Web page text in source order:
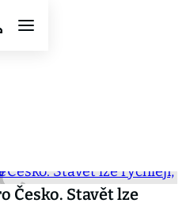
Česko. Stavět lze